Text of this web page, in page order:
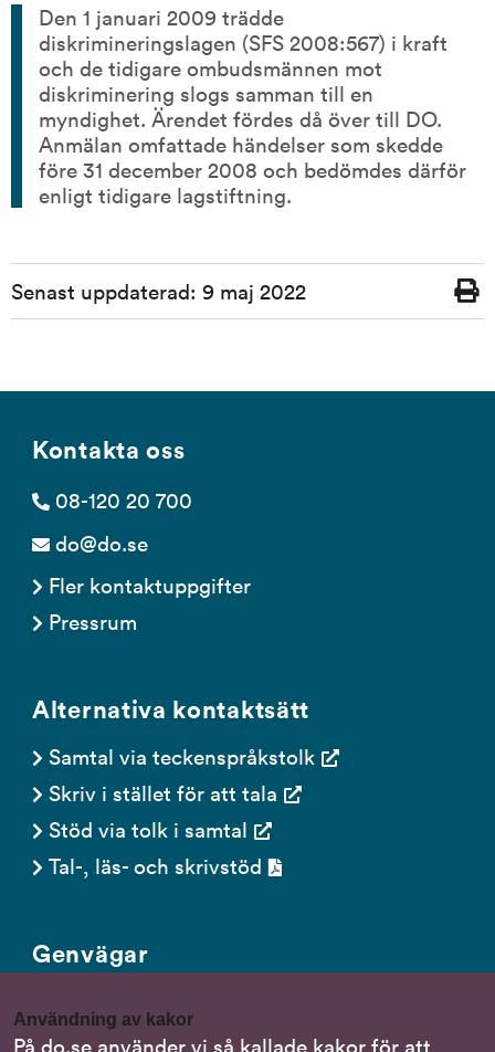
Användning av kakor
På do.se använder vi så kallade kakor för att
Den 1 januari 2009 trädde
diskrimineringslagen (SFS 2008:567) i kraft
och de tidigare ombudsmännen mot
diskriminering slogs samman till en
myndighet. Ärendet fördes då över till DO.
Anmälan omfattade händelser som skedde
före 31 december 2008 och bedömdes därför
enligt tidigare lagstiftning.
Sidinformation
Senast uppdaterad: 9 maj 2022
Skriv
ut
Kontakta oss
08-120 20 700
do@do.se
Fler kontaktuppgifter
Pressrum
Alternativa kontaktsätt
Samtal via teckenspråkstolk
Skriv i stället för att tala
Stöd via tolk i samtal
Tal-, läs- och skrivstöd
Genvägar
Nationella minoritetsspråk